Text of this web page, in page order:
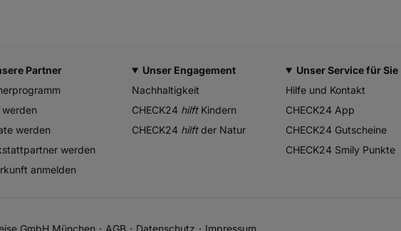
Partner
werden
werden
werden
anmelden
Unser Engagement
Nachhaltigkeit
CHECK24 hilftKindern
CHECK24 hilftder Natur
Unser Service für Sie
Hilfe und Kontakt
CHECK24 App
CHECK24 Gutscheine
CHECK24 Smily Punkte
GmbH München AGB Datenschutz Impressum